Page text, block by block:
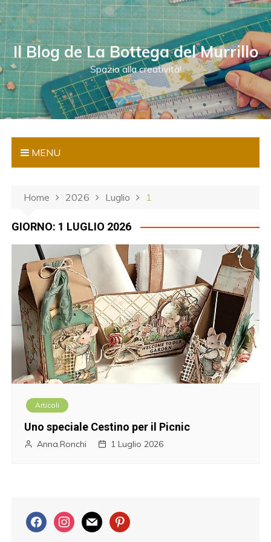
S
a
a
a
l
c
Il Blog de La Bottega del Murrillo
Spazio alla creatività!
MENU
Home 2026 Luglio 1
GIORNO: 1 LUGLIO 2026
Articoli
Uno speciale Cestino per il Picnic
Anna.Ronchi 1 Luglio 2026
f
a
i
n
m
a
p